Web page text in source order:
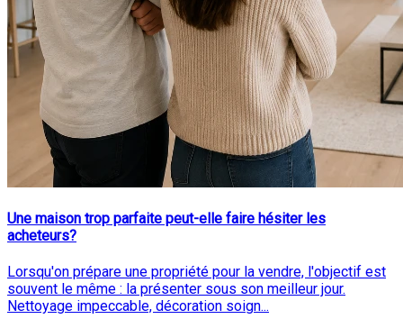
Une maison trop parfaite peut-elle faire hésiter les
acheteurs?
Lorsqu'on prépare une propriété pour la vendre, l'objectif est